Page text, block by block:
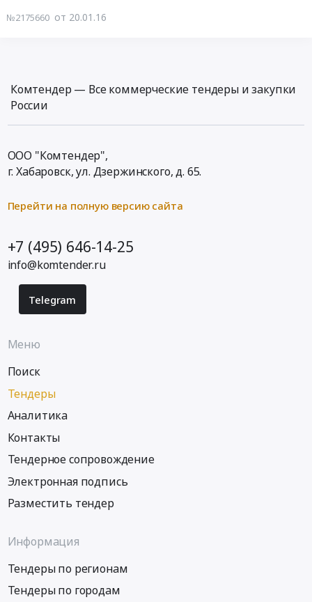
№2175660 от 20.01.16
Комтендер — Все коммерческие тендеры и закупки
России
ООО "Комтендер",
г. Хабаровск,ул. Дзержинского, д. 65.
Перейти на полную версию сайта
+7 (495) 646-14-25
info@komtender.ru
Telegram
Меню
Поиск
Тендеры
Аналитика
Контакты
Тендерное сопровождение
Электронная подпись
Разместить тендер
Информация
Тендеры по регионам
Тендеры по городам